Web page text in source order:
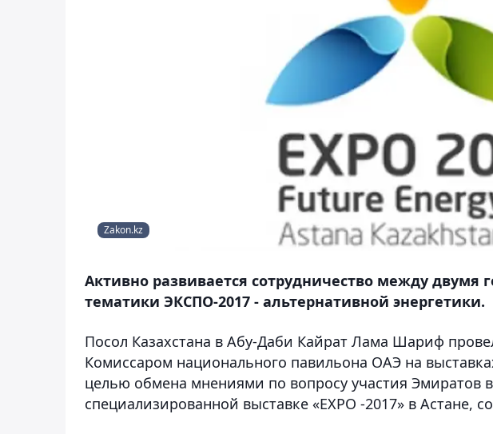
Zakon.kz
Активно развивается сотрудничество между двумя
тематики ЭКСПО-2017 - альтернативной энергетики.
Посол Казахстана в Абу-Даби Кайрат Лама Шариф
Комиссаром национального павильона ОАЭ на
целью обмена мнениями по вопросу участия Эмиратов
специализированной выставке «ЕХРО -2017» в Астане,